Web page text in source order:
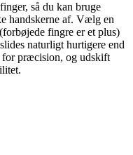
så du kan bruge
handskerne af. Vælg en
fingre er et plus)
naturligt hurtigere end
for præcision, og udskift